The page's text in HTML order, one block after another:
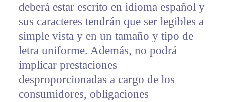
deberá estar escrito en idioma español y
sus caracteres tendrán que ser legibles a
simple vista y en un tamaño y tipo de
letra uniforme. Además, no podrá
implicar prestaciones
desproporcionadas a cargo de los
consumidores, obligaciones